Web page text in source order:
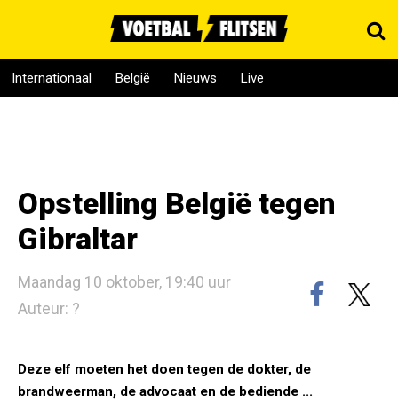
Internationaal België Nieuws Live
Opstelling België tegen
Gibraltar
Maandag 10 oktober, 19:40 uur
Auteur: ?
Deze elf moeten het doen tegen de dokter, de
brandweerman, de advocaat en de bediende ...